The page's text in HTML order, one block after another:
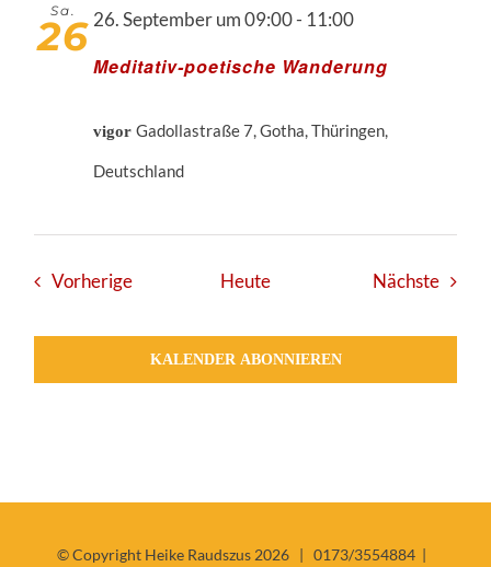
Sa.
26
Meditativ-poetische Wanderung
26. September um 09:00- 11:00
vigorGadollastraße 7, Gotha, Thüringen,
Deutschland
VorherigeVeranstaltungen
Heute Nächste
KALENDER ABONNIEREN
© Copyright Heike Raudszus 2026 | 0173/3554884 |